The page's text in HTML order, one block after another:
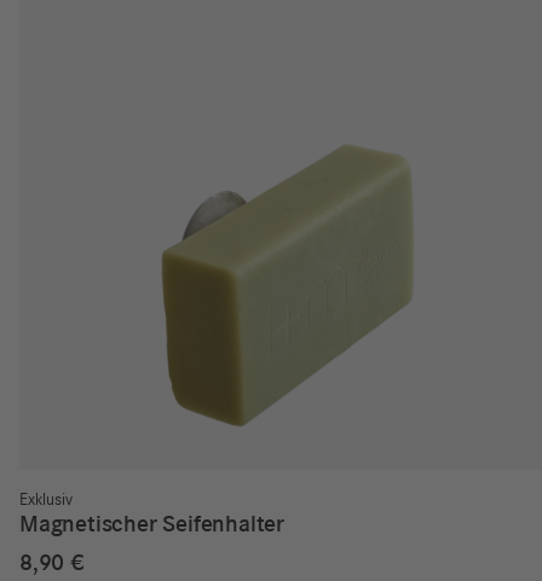
Exklusiv
Magnetischer Seifenhalter
8,90 €